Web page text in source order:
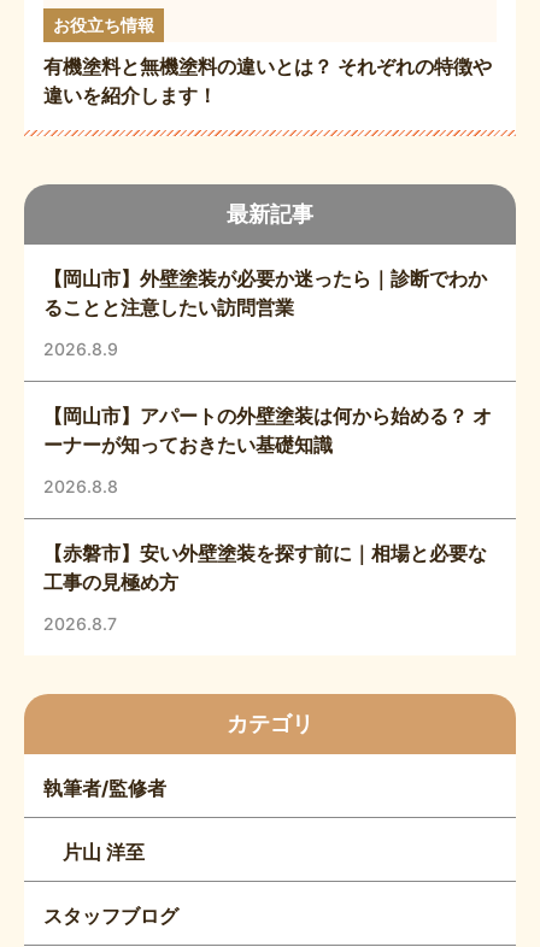
最新記事
【岡山市】外壁塗装が必要か迷ったら｜診断でわか
ることと注意したい訪問営業
2026.8.9
【岡山市】アパートの外壁塗装は何から始める？ オ
ーナーが知っておきたい基礎知識
2026.8.8
【赤磐市】安い外壁塗装を探す前に｜相場と必要な
工事の見極め方
2026.8.7
カテゴリ
執筆者/監修者
片山 洋至
スタッフブログ
お役立ち情報
有機塗料と無機塗料の違いとは？ それぞれの特徴や
違いを紹介します！